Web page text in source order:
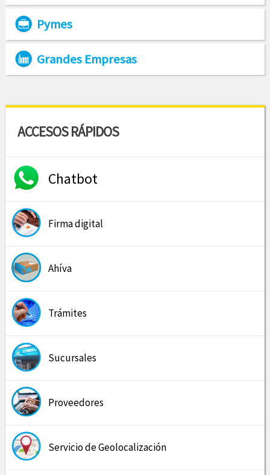
Pymes
Grandes Empresas
ACCESOS RÁPIDOS
Chatbot
Firma digital
Ahíva
Trámites
Sucursales
Proveedores
Servicio de Geolocalización